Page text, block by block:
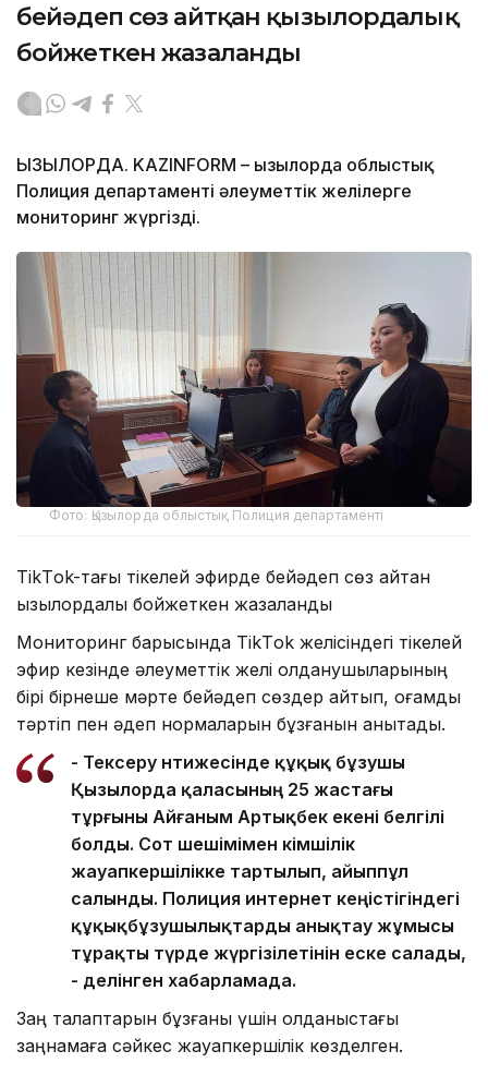
бейәдеп сөз айтқан қызылордалық
бойжеткен жазаланды
ҚЫЗЫЛОРДА. KAZINFORM – Қызылорда облыстық
Полиция департаменті әлеуметтік желілерге
мониторинг жүргізді.
Фото: Қызылорда облыстық Полиция департаменті
TikТok-тағы тікелей эфирде бейәдеп сөз айтқан
қызылордалық бойжеткен жазаланды
Мониторинг барысында TikТok желісіндегі тікелей
эфир кезінде әлеуметтік желі қолданушыларының
бірі бірнеше мәрте бейәдеп сөздер айтып, қоғамдық
тәртіп пен әдеп нормаларын бұзғанын анықтады.
- Тексеру нәтижесінде құқық бұзушы
Қызылорда қаласының 25 жастағы
тұрғыны Айғаным Артықбек екені белгілі
болды. Сот шешімімен әкімшілік
жауапкершілікке тартылып, айыппұл
салынды. Полиция интернет кеңістігіндегі
құқықбұзушылықтарды анықтау жұмысы
тұрақты түрде жүргізілетінін еске салады,
- делінген хабарламада.
Заң талаптарын бұзғаны үшін қолданыстағы
заңнамаға сәйкес жауапкершілік көзделген.